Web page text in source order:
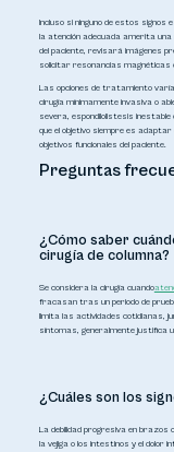
Incluso si ninguno de estos signos
la atención adecuada amerita una
del paciente, revisará imágenes
solicitar resonancias
Las opciones de tratamiento
cirugía mínimamente invasiva o
severa, espondilolistesis
que el objetivo siempre es adaptar
objetivos funcionales del paciente.
Preguntas
¿Cómo saber
cirugía de columna?
Se considera la cirugía cuando
fracasan tras un periodo de
limita las actividades cotidianas,
síntomas, generalmente justifica
¿Cuáles son los
La debilidad progresiva en brazos
la vejiga o los intestinos y el